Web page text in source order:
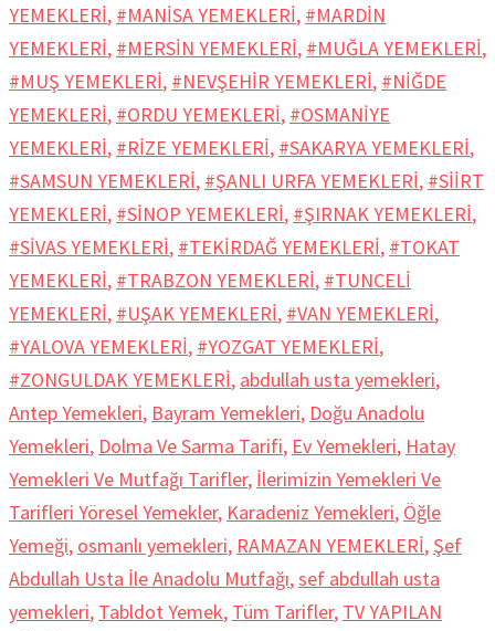
YEMEKLERİ, #MANİSA YEMEKLERİ, #MARDİN
YEMEKLERİ, #MERSİN YEMEKLERİ, #MUĞLA YEMEKLERİ,
#MUŞ YEMEKLERİ, #NEVŞEHİR YEMEKLERİ, #NİĞDE
YEMEKLERİ, #ORDU YEMEKLERİ, #OSMANİYE
YEMEKLERİ, #RİZE YEMEKLERİ, #SAKARYA YEMEKLERİ,
#SAMSUN YEMEKLERİ, #ŞANLI URFA YEMEKLERİ, #SİİRT
YEMEKLERİ, #SİNOP YEMEKLERİ, #ŞIRNAK YEMEKLERİ,
#SİVAS YEMEKLERİ, #TEKİRDAĞ YEMEKLERİ, #TOKAT
YEMEKLERİ, #TRABZON YEMEKLERİ, #TUNCELİ
YEMEKLERİ, #UŞAK YEMEKLERİ, #VAN YEMEKLERİ,
#YALOVA YEMEKLERİ, #YOZGAT YEMEKLERİ,
#ZONGULDAK YEMEKLERİ, abdullah usta yemekleri,
Antep Yemekleri, Bayram Yemekleri, Doğu Anadolu
Yemekleri, Dolma Ve Sarma Tarifi, Ev Yemekleri, Hatay
Yemekleri Ve Mutfağı Tarifler, İlerimizin Yemekleri Ve
Tarifleri Yöresel Yemekler, Karadeniz Yemekleri, Öğle
Yemeği, osmanlı yemekleri, RAMAZAN YEMEKLERİ, Şef
Abdullah Usta İle Anadolu Mutfağı,sef abdullah usta
yemekleri, Tabldot Yemek, Tüm Tarifler, TV YAPILAN